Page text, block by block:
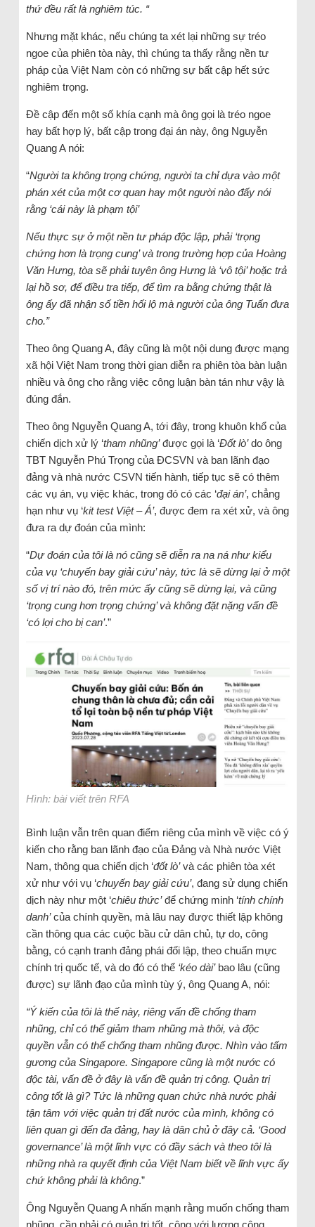
thứ đều rất là nghiêm túc. “
Nhưng mặt khác, nếu chúng ta xét lại những sự tréo
ngoe của phiên tòa này, thì chúng ta thấy rằng nền tư
pháp của Việt Nam còn có những sự bất cập hết sức
nghiêm trọng.
Đề cập đến một số khía cạnh mà ông gọi là tréo ngoe
hay bất hợp lý, bất cập trong đại án này, ông Nguyễn
Quang A nói:
“Người ta không trọng chứng, người ta chỉ dựa vào một
phán xét của một cơ quan hay một người nào đấy nói
rằng ‘cái này là phạm tội’
Nếu thực sự ở một nền tư pháp độc lập, phải ‘trọng
chứng hơn là trọng cung’ và trong trường hợp của Hoàng
Văn Hưng, tòa sẽ phải tuyên ông Hưng là ‘vô tội’ hoặc trả
lại hồ sơ, để điều tra tiếp, để tìm ra bằng chứng thật là
ông ấy đã nhận số tiền hối lộ mà người của ông Tuấn đưa
cho.”
Theo ông Quang A, đây cũng là một nội dung được mạng
xã hội Việt Nam trong thời gian diễn ra phiên tòa bàn luận
nhiều và ông cho rằng việc công luận bàn tán như vậy là
đúng đắn.
Theo ông Nguyễn Quang A, tới đây, trong khuôn khổ của
chiến dịch xử lý ‘tham nhũng’được gọi là ‘Đốt lò’do ông
TBT Nguyễn Phú Trọng của ĐCSVN và ban lãnh đạo
đảng và nhà nước CSVN tiến hành, tiếp tục sẽ có thêm
các vụ án, vụ việc khác, trong đó có các ‘đại án’, chẳng
hạn như vụ ‘kit test Việt – Á’, được đem ra xét xử, và ông
đưa ra dự đoán của mình:
“Dự đoán của tôi là nó cũng sẽ diễn ra na ná như kiểu
của vụ ‘chuyến bay giải cứu’ này, tức là sẽ dừng lại ở một
số vị trí nào đó, trên mức ấy cũng sẽ dừng lại, và cũng
‘trọng cung hơn trọng chứng’ và không đặt nặng vấn đề
‘có lợi cho bị can’.”
Hình: bài viết trên RFA
Bình luận vẫn trên quan điểm riêng của mình về việc có ý
kiến cho rằng ban lãnh đạo của Đảng và Nhà nước Việt
Nam, thông qua chiến dịch ‘đốt lò’và các phiên tòa xét
xử như với vụ ‘chuyến bay giải cứu’, đang sử dụng chiến
dịch này như một ‘chiêu thức’để chứng minh ‘tính chính
danh’của chính quyền, mà lâu nay được thiết lập không
cần thông qua các cuộc bầu cử dân chủ, tự do, công
bằng, có cạnh tranh đảng phái đối lập, theo chuẩn mực
chính trị quốc tế, và do đó có thể ‘kéo dài’bao lâu (cũng
được) sự lãnh đạo của mình tùy ý, ông Quang A, nói:
“Ý kiến của tôi là thế này, riêng vấn đề chống tham
nhũng, chỉ có thể giảm tham nhũng mà thôi, và độc
quyền vẫn có thể chống tham nhũng được. Nhìn vào tấm
gương của Singapore. Singapore cũng là một nước có
độc tài, vấn đề ở đây là vấn đề quản trị công. Quản trị
công tốt là gì? Tức là những quan chức nhà nước phải
tận tâm với việc quản trị đất nước của mình, không có
liên quan gì đến đa đảng, hay là dân chủ ở đây cả. ‘Good
governance’ là một lĩnh vực có đầy sách và theo tôi là
những nhà ra quyết định của Việt Nam biết về lĩnh vực ấy
chứ không phải là không.”
Ông Nguyễn Quang A nhấn mạnh rằng muốn chống tham
nhũng, cần phải có quản trị tốt, cộng với lương công